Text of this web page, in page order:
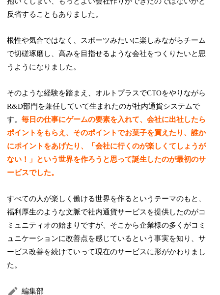
反省することもありました。
根性や気合ではなく、スポーツみたいに楽しみながらチーム
で切磋琢磨し、高みを目指せるような会社をつくりたいと思
うようになりました。
そのような経験を踏まえ、オルトプラスでCTOをやりながら
R&D部門を兼任していて生まれたのが社内通貨システムで
す。毎日の仕事にゲームの要素を入れて、会社に出社したら
ポイントをもらえ、そのポイントでお菓子を買えたり、誰か
にポイントをあげたり、「会社に行くのが楽しくてしょうが
ない！」という世界を作ろうと思って誕生したのが最初のサ
ービスでした。
すべての人が楽しく働ける世界を作るというテーマのもと、
福利厚生のような文脈で社内通貨サービスを提供したのがコ
ミュニティオの始まりですが、そこから企業様の多くがコミ
ュニケーションに改善点を感じているという事実を知り、サ
ービス改善を続けていって現在のサービスに形がかわりまし
た。
編集部